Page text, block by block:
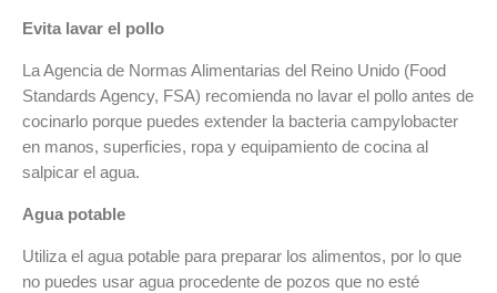
Evita lavar el pollo
La Agencia de Normas Alimentarias del Reino Unido (Food
Standards Agency, FSA) recomienda no lavar el pollo antes de
cocinarlo porque puedes extender la bacteria campylobacter
en manos, superficies, ropa y equipamiento de cocina al
salpicar el agua.
Agua potable
Utiliza el agua potable para preparar los alimentos, por lo que
no puedes usar agua procedente de pozos que no esté